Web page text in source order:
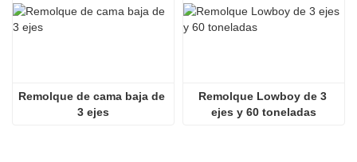
Remolque de cama baja de
3 ejes
Remolque Lowboy de 3
ejes y 60 toneladas